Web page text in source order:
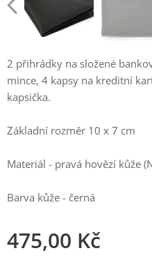
2 přihrádky na složené
mince, 4 kapsy na kreditní
kapsička.
Základní rozměr 10 x 7 cm
Materiál - pravá hovězí kůže
Barva kůže - černá
475,00 Kč